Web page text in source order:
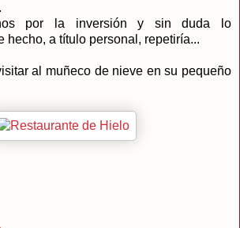
por la inversión y sin duda lo
hecho, a título personal, repetiría...
al muñeco de nieve en su pequeño